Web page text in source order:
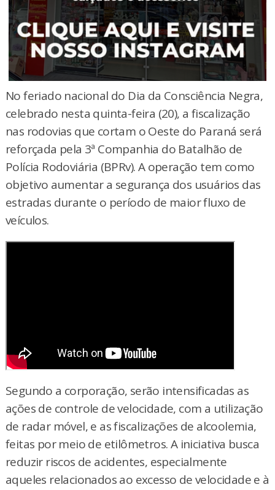
No feriado nacional do Dia da Consciência Negra,
celebrado nesta quinta-feira (20), a fiscalização
nas rodovias que cortam o Oeste do Paraná será
reforçada pela 3ª Companhia do Batalhão de
Polícia Rodoviária (BPRv). A operação tem como
objetivo aumentar a segurança dos usuários das
estradas durante o período de maior fluxo de
veículos.
Segundo a corporação, serão intensificadas as
ações de controle de velocidade, com a utilização
de radar móvel, e as fiscalizações de alcoolemia,
feitas por meio de etilômetros. A iniciativa busca
reduzir riscos de acidentes, especialmente
aqueles relacionados ao excesso de velocidade e à